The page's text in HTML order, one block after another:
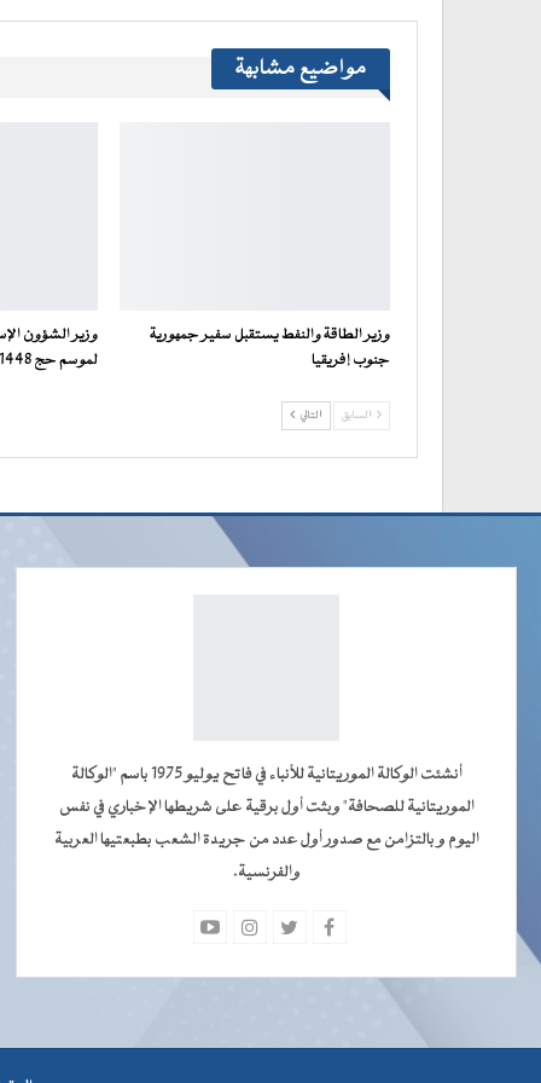
مواضيع مشابهة
وزير الطاقة والنفط يستقبل سفير جمهورية
جنوب إفريقيا
وزير الشؤون
لموسم حج 1448هـ / 2027م عبر منصة…
السابق التالي
أنشئت الوكالة الموريتانية للأنباء في فاتح يوليو 1975 باسم "الوكالة
الموريتانية للصحافة" وبثت أول برقية على شريطها الإخباري في نفس
اليوم و بالتزامن مع صدور أول عدد من جريدة الشعب بطبعتيها العربية
والفرنسية.